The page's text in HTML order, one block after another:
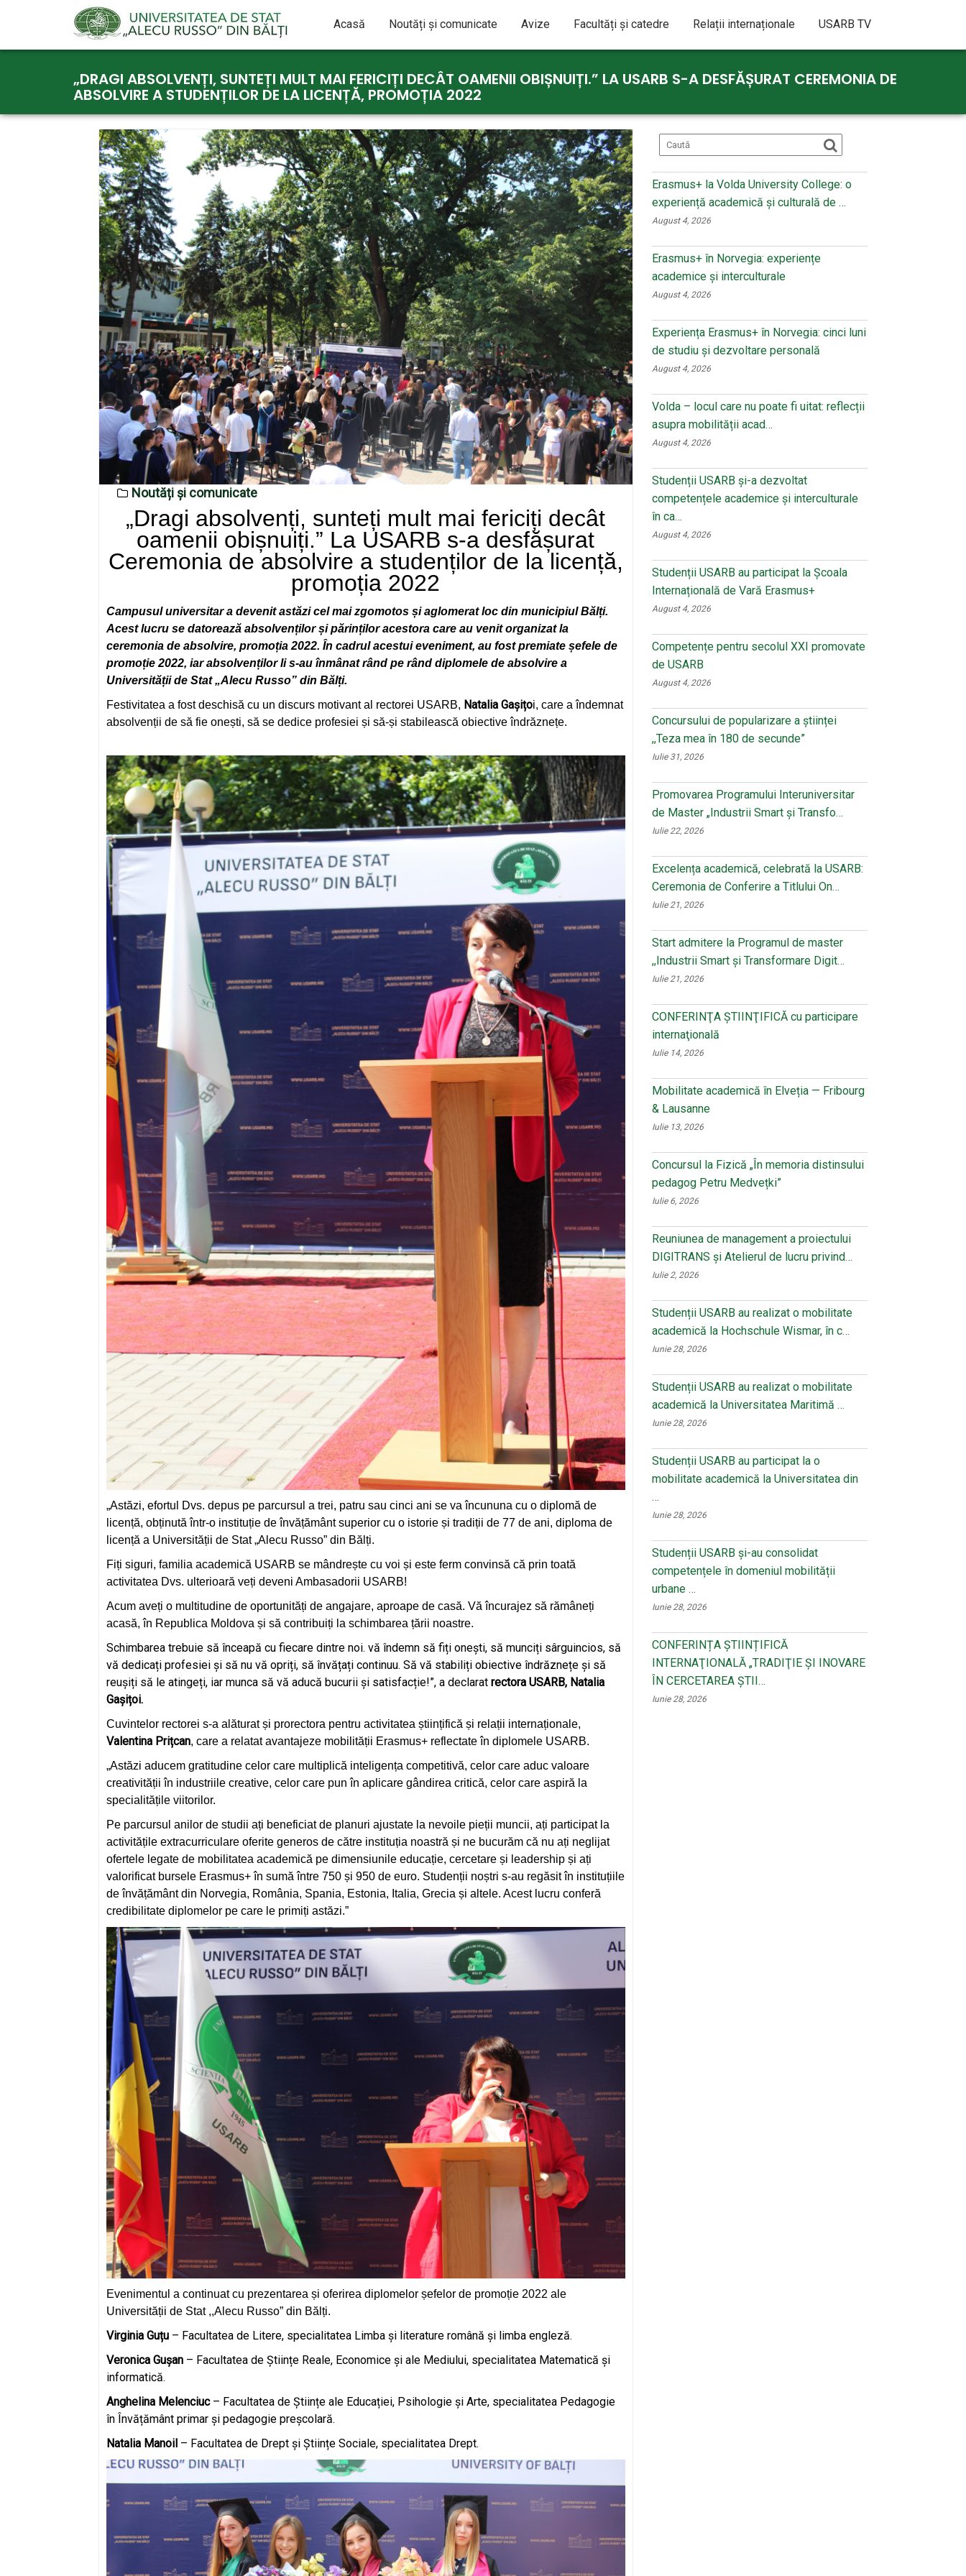
Acasă Noutăți și comunicate Avize Facultăți și catedre Relații internaționale USARB TV
„DRAGI ABSOLVENȚI, SUNTEȚI MULT MAI FERICIȚI DECÂT OAMENII OBIȘNUIȚI.” LA USARB S-A DESFĂȘURAT CEREMONIA DE
ABSOLVIRE A STUDENȚILOR DE LA LICENȚĂ, PROMOȚIA 2022
Noutăți și comunicate
„Dragi absolvenți, sunteți mult mai fericiți decât
oamenii obișnuiți.” La USARB s-a desfășurat
Ceremonia de absolvire a studenților de la licență,
promoția 2022
Campusul universitar a devenit astăzi cel mai zgomotos și aglomerat loc din municipiul Bălți.
Acest lucru se datorează absolvenților și părinților acestora care au venit organizat la
ceremonia de absolvire, promoția 2022. În cadrul acestui eveniment, au fost premiate șefele de
promoție 2022, iar absolvenților li s-au înmânat rând pe rând diplomele de absolvire a
Universității de Stat „Alecu Russo” din Bălți.
Festivitatea a fost deschisă cu un discurs motivant al rectorei USARB, Natalia Gașițoi, care a îndemnat
absolvenții de să fie onești, să se dedice profesiei și să-și stabilească obiective îndrăznețe.
„Astăzi, efortul Dvs. depus pe parcursul a trei, patru sau cinci ani se va încununa cu o diplomă de
licență, obținută într-o instituție de învățământ superior cu o istorie și tradiții de 77 de ani, diploma de
licență a Universității de Stat „Alecu Russo” din Bălți.
Fiți siguri, familia academică USARB se mândrește cu voi și este ferm convinsă că prin toată
activitatea Dvs. ulterioară veți deveni Ambasadorii USARB!
Acum aveți o multitudine de oportunități de angajare, aproape de casă. Vă încurajez să rămâneți
acasă, în Republica Moldova și să contribuiți la schimbarea țării noastre.
Schimbarea trebuie să înceapă cu fiecare dintre noi. vă îndemn să fiți onești, să munciți sârguincios, să
vă dedicați profesiei și să nu vă opriți, să învățați continuu. Să vă stabiliți obiective îndrăznețe și să
reușiți să le atingeți, iar munca să vă aducă bucurii și satisfacție!”, a declarat rectora USARB, Natalia
Gașițoi.
Cuvintelor rectorei s-a alăturat și prorectora pentru activitatea științifică și relații internaționale,
Valentina Prițcan, care a relatat avantajeze mobilității Erasmus+ reflectate în diplomele USARB.
„Astăzi aducem gratitudine celor care multiplică inteligența competitivă, celor care aduc valoare
creativității în industriile creative, celor care pun în aplicare gândirea critică, celor care aspiră la
specialitățile viitorilor.
Pe parcursul anilor de studii ați beneficiat de planuri ajustate la nevoile pieții muncii, ați participat la
activitățile extracurriculare oferite generos de către instituția noastră și ne bucurăm că nu ați neglijat
ofertele legate de mobilitatea academică pe dimensiunile educație, cercetare și leadership și ați
valorificat bursele Erasmus+ în sumă între 750 și 950 de euro. Studenții noștri s-au regăsit în instituțiile
de învățământ din Norvegia, România, Spania, Estonia, Italia, Grecia și altele. Acest lucru conferă
credibilitate diplomelor pe care le primiți astăzi.”
Evenimentul a continuat cu prezentarea și oferirea diplomelor șefelor de promoție 2022 ale
Universității de Stat ,,Alecu Russo” din Bălți.
Virginia Guțu – Facultatea de Litere, specialitatea Limba și literature română și limba engleză.
Veronica Gușan – Facultatea de Științe Reale, Economice și ale Mediului, specialitatea Matematică și
informatică.
Anghelina Melenciuc – Facultatea de Științe ale Educației, Psihologie și Arte, specialitatea Pedagogie
în Învățământ primar și pedagogie preșcolară.
Natalia Manoil – Facultatea de Drept și Științe Sociale, specialitatea Drept.
Erasmus+ la Volda University College: o
experiență academică și culturală de …
August 4, 2026
Erasmus+ în Norvegia: experiențe
academice și interculturale
August 4, 2026
Experiența Erasmus+ în Norvegia: cinci luni
de studiu și dezvoltare personală
August 4, 2026
Volda – locul care nu poate fi uitat: reflecții
asupra mobilității acad…
August 4, 2026
Studenții USARB și-a dezvoltat
competențele academice și interculturale
în ca…
August 4, 2026
Studenții USARB au participat la Școala
Internațională de Vară Erasmus+
August 4, 2026
Competențe pentru secolul XXI promovate
de USARB
August 4, 2026
Concursului de popularizare a științei
,,Teza mea în 180 de secunde”
Iulie 31, 2026
Promovarea Programului Interuniversitar
de Master „Industrii Smart și Transfo…
Iulie 22, 2026
Excelența academică, celebrată la USARB:
Ceremonia de Conferire a Titlului On…
Iulie 21, 2026
Start admitere la Programul de master
,,Industrii Smart și Transformare Digit…
Iulie 21, 2026
CONFERINŢA ŞTIINŢIFICĂ cu participare
internaţională
Iulie 14, 2026
Mobilitate academică în Elveția — Fribourg
& Lausanne
Iulie 13, 2026
Concursul la Fizică „În memoria distinsului
pedagog Petru Medvețki”
Iulie 6, 2026
Reuniunea de management a proiectului
DIGITRANS și Atelierul de lucru privind…
Iulie 2, 2026
Studenții USARB au realizat o mobilitate
academică la Hochschule Wismar, în c…
Iunie 28, 2026
Studenții USARB au realizat o mobilitate
academică la Universitatea Maritimă …
Iunie 28, 2026
Studenții USARB au participat la o
mobilitate academică la Universitatea din
…
Iunie 28, 2026
Studenții USARB și-au consolidat
competențele în domeniul mobilității
urbane …
Iunie 28, 2026
CONFERINȚA ȘTIINȚIFICĂ
INTERNAŢIONALĂ „TRADIŢIE ŞI INOVARE
ÎN CERCETAREA ŞTII…
Iunie 28, 2026